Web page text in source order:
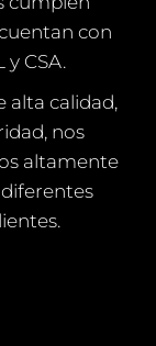
con
CSA.
alta calidad,
nos
altamente